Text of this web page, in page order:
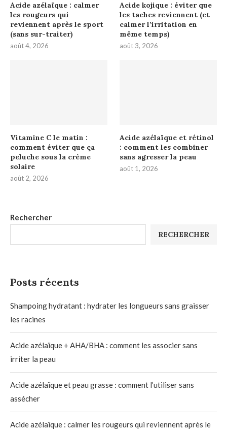
Rechercher
RECHERCHER
Posts récents
Shampoing hydratant : hydrater les longueurs sans graisser
les racines
Acide azélaïque + AHA/BHA : comment les associer sans
irriter la peau
Acide azélaïque et peau grasse : comment l’utiliser sans
assécher
Acide azélaïque : calmer les rougeurs qui reviennent après le
Acide azélaïque : calmer
les rougeurs qui
reviennent après le sport
(sans sur-traiter)
août 4, 2026
Acide kojique : éviter que
les taches reviennent (et
calmer l’irritation en
même temps)
août 3, 2026
Vitamine C le matin :
comment éviter que ça
peluche sous la crème
solaire
août 2, 2026
Acide azélaïque et rétinol
: comment les combiner
sans agresser la peau
août 1, 2026